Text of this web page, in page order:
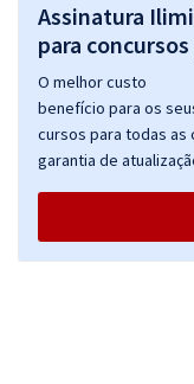
Assinatura
para
O melhor custo
benefício para os
cursos para todas as
garantia de